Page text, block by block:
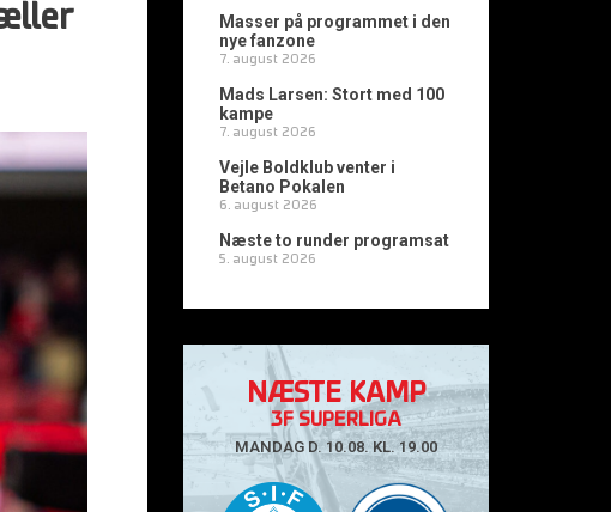
Masser på programmet i den
nye fanzone
7. august 2026
Mads Larsen: Stort med 100
kampe
7. august 2026
Vejle Boldklub venter i
Betano Pokalen
6. august 2026
Næste to runder programsat
5. august 2026
NÆSTE KAMP
3F SUPERLIGA
MANDAG D. 10.08. KL. 19.00